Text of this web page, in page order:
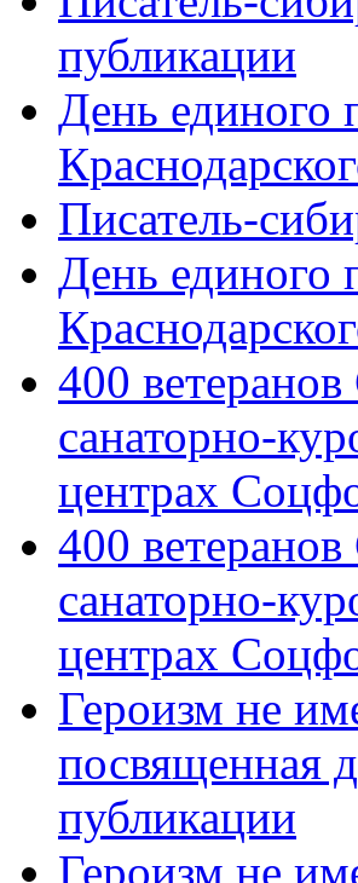
публикации
День единого
Писатель-
День единого
400
санаторно-
центрах
400
санаторно-
центрах
Героизм не
посвященная
публикации
Героизм не